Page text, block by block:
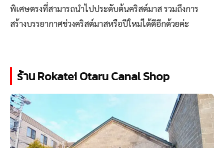
พิเศษตรงที่สามารถนำไปประดับต้นคริสต์มาส รวมถึงการ
สร้างบรรยากาศช่วงคริสต์มาสหรือปีใหม่ได้ดีอีกด้วยค่ะ
ร้าน Rokatei Otaru Canal Shop